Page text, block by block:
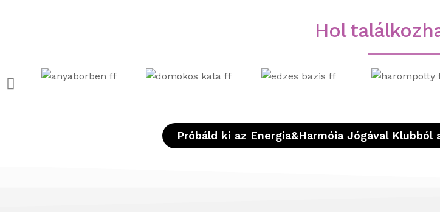
Hol
Próbáld ki az Energia&Harmóia Jógával